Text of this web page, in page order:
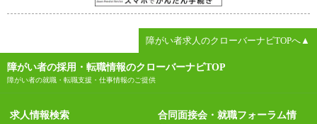
障がい者求人のクローバーナビTOPへ▲
障がい者の採用・転職情報のクローバーナビTOP
障がい者の就職・転職支援・仕事情報のご提供
求人情報検索
合同面接会・就職フォーラム情